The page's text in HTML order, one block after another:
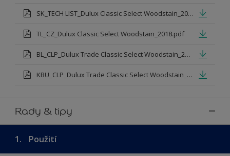
SK_TECH LIST_Dulux Classic Select Woodstain_2018.pdf
TL_CZ_Dulux Classic Select Woodstain_2018.pdf
BL_CLP_Dulux Trade Classic Select Woodstain_29.5.2015.pdf
KBU_CLP_Dulux Trade Classic Select Woodstain_29.5.2015.pdf
Rady & tipy
1. Použití